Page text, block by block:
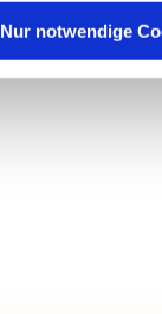
Nur notwendige